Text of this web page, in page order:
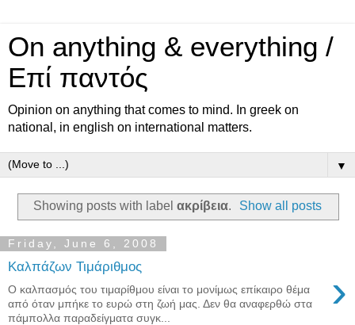
On anything & everything /
Επί παντός
Opinion on anything that comes to mind. In greek on
national, in english on international matters.
▼
Showing posts with label ακρίβεια. Show all posts
Friday, June 6, 2008
Καλπάζων Τιμάριθμος ›
Ο καλπασμός του τιμαρίθμου είναι το μονίμως επίκαιρο θέμα
από όταν μπήκε το ευρώ στη ζωή μας. Δεν θα αναφερθώ στα
πάμπολλα παραδείγματα συγκ...